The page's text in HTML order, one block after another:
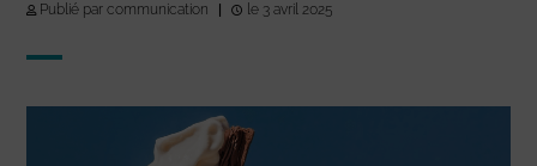
Publié par communication le 3 avril 2025